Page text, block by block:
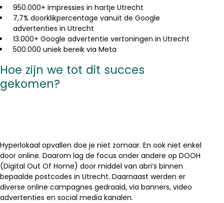
950.000+ impressies in hartje Utrecht
7,7% doorklikpercentage vanuit de Google
advertenties in Utrecht
13.000+ Google advertentie vertoningen in Utrecht
500.000 uniek bereik via Meta
Hoe zijn we tot dit succes
gekomen?
Hyperlokaal opvallen doe je niet zomaar. En ook niet enkel
door online. Daarom lag de focus onder andere op DOOH
(Digital Out Of Home) door middel van abri’s binnen
bepaalde postcodes in Utrecht. Daarnaast werden er
diverse online campagnes gedraaid, via banners, video
advertenties en social media kanalen.